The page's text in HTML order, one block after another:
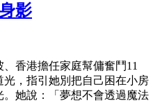
影
香港擔任家庭幫傭奮鬥11
，指引她別把自己困在小房
。她說：「夢想不會透過魔法